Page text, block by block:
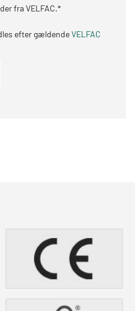
fra VELFAC.*
efter gældendeVELFAC